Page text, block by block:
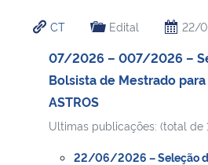
CT Edital 22/
07/2026 – 007/2026 –
Bolsista de Mestrado
ASTROS
Ultimas publicações: (total de
22/06/2026 – Seleção